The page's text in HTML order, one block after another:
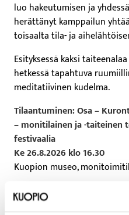
luo hakeutumisen ja
herättänyt kamppailun
toisaalta tila- ja
Esityksessä kaksi
hetkessä tapahtuva
meditatiivinen kudelma.
Tilaantuminen: Osa –
– monitilainen ja -taiteinen
festivaalia
Ke 26.8.2026 klo 16.30
Kuopion museo,
Esityksen yleisötilat avataan
Esityksen kesto: n. 50 min